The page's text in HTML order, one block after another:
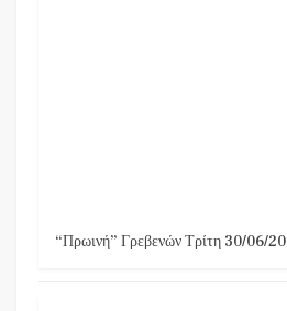
“Πρωινή” Γρεβενών Τρίτη 30/06/20